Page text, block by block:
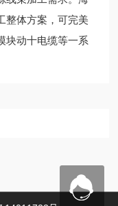
整体方案，可完美
块动十电缆等一系